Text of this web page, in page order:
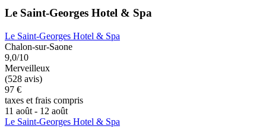
Le Saint-Georges Hotel & Spa
Le Saint-Georges Hotel & Spa
Chalon-sur-Saone
9,0/10
Merveilleux
(528 avis)
97 €
taxes et frais compris
11 août - 12 août
Le Saint-Georges Hotel & Spa